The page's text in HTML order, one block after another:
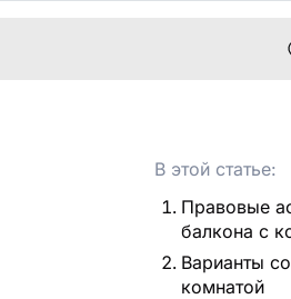
В этой статье:
Правовые
балкона с
Варианты
комнатой